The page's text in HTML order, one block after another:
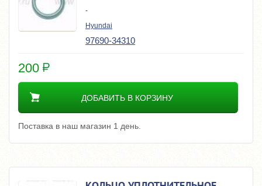
-
Hyundai
97690-34310
200
ДОБАВИТЬ В КОРЗИНУ
Поставка в наш магазин 1 день.